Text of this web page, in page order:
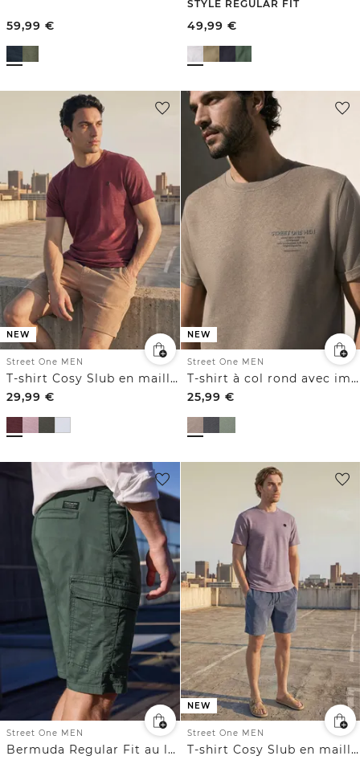
59,99 €
STYLE REGULAR FIT
49,99 €
NEW
Street One MEN
T-shirt Cosy Slub en maille texturée
29,99 €
NEW
Street One MEN
T-shirt à col rond avec imprimé sur la poitrine
25,99 €
Street One MEN
Bermuda Regular Fit au look cargo
NEW
Street One MEN
T-shirt Cosy Slub en maille texturée